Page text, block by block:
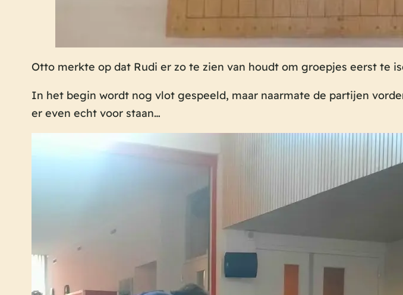
Otto merkte op dat Rudi er zo te zien van houdt om groepjes eerst te
In het begin wordt nog vlot gespeeld, maar naarmate de partijen
er even echt voor staan…